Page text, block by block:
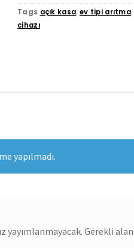
Tags açık kasa, ev tipi arıtma,
cihazı
yapılmadı.
yayımlanmayacak. Gerekli